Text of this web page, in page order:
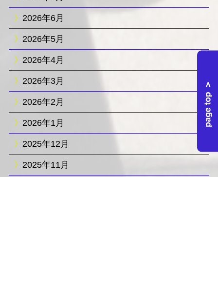
2026年6月
2026年5月
2026年4月
2026年3月
2026年2月
2026年1月
2025年12月
2025年11月